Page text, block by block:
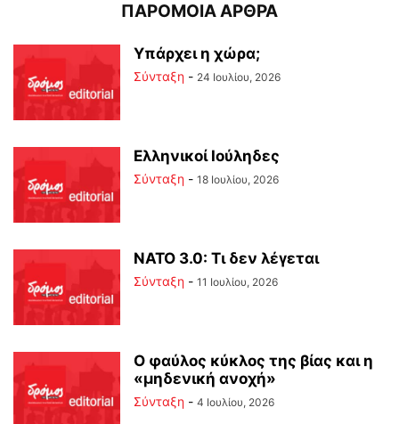
ΠΑΡΟΜΟΙΑ ΑΡΘΡΑ
Υπάρχει η χώρα;
Σύνταξη - 24 Ιουλίου, 2026
Ελληνικοί Ιούληδες
Σύνταξη - 18 Ιουλίου, 2026
ΝΑΤΟ 3.0: Τι δεν λέγεται
Σύνταξη - 11 Ιουλίου, 2026
Ο φαύλος κύκλος της βίας και η
«μηδενική ανοχή»
Σύνταξη - 4 Ιουλίου, 2026